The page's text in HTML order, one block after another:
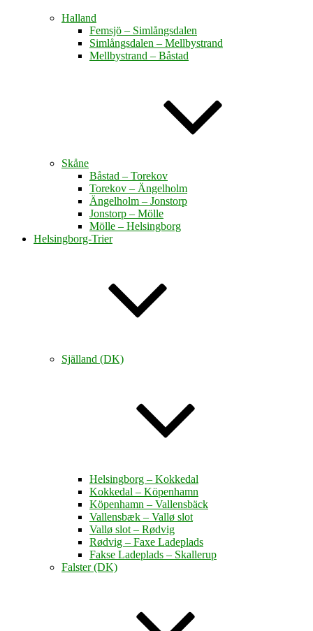
Halland
Femsjö – Simlångsdalen
Simlångsdalen – Mellbystrand
Mellbystrand – Båstad
Skåne
Båstad – Torekov
Torekov – Ängelholm
Ängelholm – Jonstorp
Jonstorp – Mölle
Mölle – Helsingborg
Helsingborg-Trier
Själland (DK)
Helsingborg – Kokkedal
Kokkedal – Köpenhamn
Köpenhamn – Vallensbäck
Vallensbæk – Vallø slot
Vallø slot – Rødvig
Rødvig – Faxe Ladeplads
Fakse Ladeplads – Skallerup
Falster (DK)